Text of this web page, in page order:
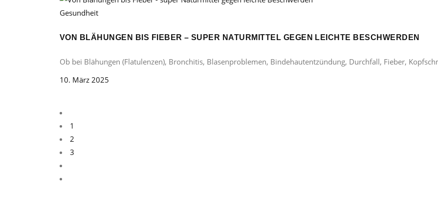
Gesundheit
VON BLÄHUNGEN BIS FIEBER – SUPER NATURMITTEL GEGEN LEICHTE BESCHWERDEN
Ob bei Blähungen (Flatulenzen), Bronchitis, Blasenproblemen, Bindehautentzündung, Durchfall, Fieber,
10. März 2025
1
2
3